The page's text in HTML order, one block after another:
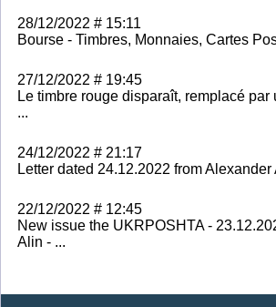
28/12/2022 # 15:11
Bourse - Timbres, Monnaies, Cartes
27/12/2022 # 19:45
Le timbre rouge disparaît, remplacé par
...
24/12/2022 # 21:17
Letter dated 24.12.2022 from Alexander
22/12/2022 # 12:45
New issue the UKRPOSHTA -
Alin - ...